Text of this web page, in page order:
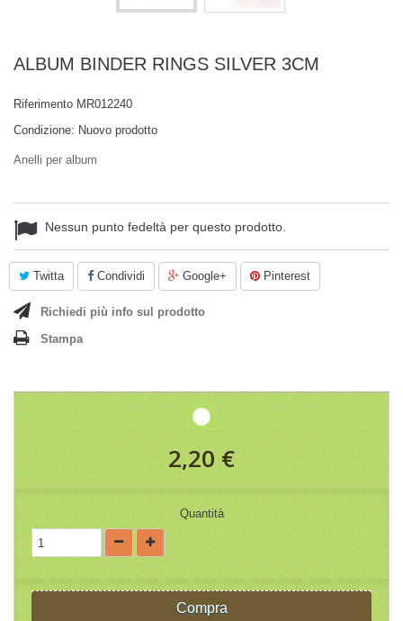
ALBUM BINDER RINGS SILVER 3CM
Riferimento MR012240
Condizione: Nuovo prodotto
Anelli per album
Nessun punto fedeltà per questo prodotto.
Twitta Condividi Google+ Pinterest
Richiedi più info sul prodotto
Stampa
2,20 €
Quantità
Compra